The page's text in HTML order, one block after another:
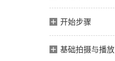
开始步骤
基础拍摄与播放